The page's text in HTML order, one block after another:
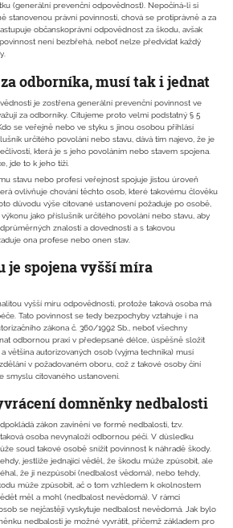
(generální prevenční odpovědnost). Nepočíná-li si
stanovenou právní povinností, chová se protiprávně a za
občanskoprávní odpovědnost za škodu, avšak
není bezbřehá, neboť nelze předvídat každý
odborníka, musí tak i jednat
je zostřena generální prevenční povinnost ve
za odborníky. Citujeme proto velmi podstatný § 5
se veřejně nebo ve styku s jinou osobou přihlásí
určitého povolání nebo stavu, dává tím najevo, že je
která je s jeho povoláním nebo stavem spojena.
jde to k jeho tíži.
stavu nebo profesi veřejnost spojuje jistou úroveň
ovlivňuje chování těchto osob, které takovému člověku
důvodu výše citované ustanovení požaduje po osobě,
jako příslušník určitého povolání nebo stavu, aby
znalostí a dovedností a s takovou
ona profese nebo onen stav.
je spojena vyšší míra
vyšší míru odpovědnosti, protože taková osoba má
Tato povinnost se tedy bezpochyby vztahuje i na
zákona č. 360/1992 Sb., neboť všechny
odbornou praxi v předepsané délce, úspěšně složit
většina autorizovaných osob (vyjma technika) musí
v požadovaném oboru, což z takové osoby činí
smyslu citovaného ustanovení.
domněnky nedbalosti
zákon zavinění ve formě nedbalosti, tzv.
osoba nevynaloží odbornou péči. V důsledku
soud takové osobě snížit povinnost k náhradě škody.
jestliže jednající věděl, že škodu může způsobit, ale
že ji nezpůsobí (nedbalost vědomá), nebo tehdy,
může způsobit, ač o tom vzhledem k okolnostem
měl a mohl (nedbalost nevědomá). V rámci
se nejčastěji vyskytuje nedbalost nevědomá. Jak bylo
nedbalosti je možné vyvrátit, přičemž základem pro